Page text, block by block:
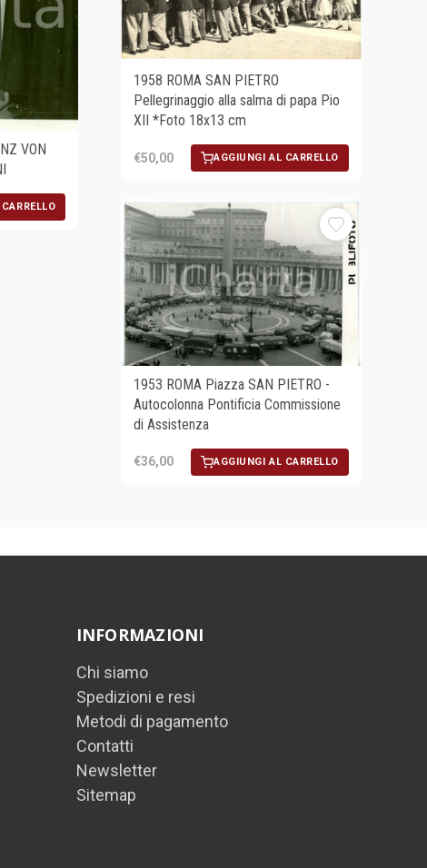
VON
1958 ROMA SAN PIETRO
Pellegrinaggio alla salma di papa Pio
XII *Foto 18x13 cm
€50,00 AGGIUNGI AL CARRELLO
1953 ROMA Piazza SAN PIETRO -
Autocolonna Pontificia Commissione
di Assistenza
€36,00 AGGIUNGI AL CARRELLO
INFORMAZIONI
Chi siamo
Spedizioni e resi
Metodi di pagamento
Contatti
Newsletter
Sitemap